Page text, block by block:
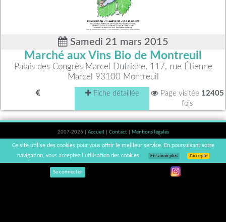
Samedi 21 mars 2015
Marché aux Vins Bio de Montreuil
Palais des Congrès Marcel Dufriche, 117, rue Étienne
Marcel 93100 Montreuil
Fiche détaillée Page visitée 12405
fois
2007-2026 | Accueil Contact
Mentions légales
L'abus d'alcool est dangereux pour la santé, à consommer avec modération. |
vinsnaturels | v3.12
Se connecter
Ce site utilise des cookies pour vous offrir le meilleur service. En poursuivant votre
navigation, vous acceptez l’utilisation des cookies.
En savoir plus J’accepte